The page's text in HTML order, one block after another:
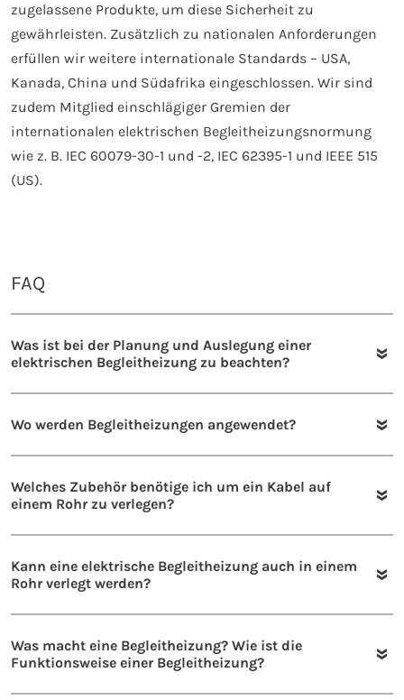
zugelassene Produkte, um diese Sicherheit zu
gewährleisten. Zusätzlich zu nationalen Anforderungen
erfüllen wir weitere internationale Standards – USA,
Kanada, China und Südafrika eingeschlossen. Wir sind
zudem Mitglied einschlägiger Gremien der
internationalen elektrischen Begleitheizungsnormung
wie z. B. IEC 60079-30-1 und -2, IEC 62395-1 und IEEE 515
(US).
FAQ
Was ist bei der Planung und Auslegung einer
elektrischen Begleitheizung zu beachten?
Wo werden Begleitheizungen angewendet?
Welches Zubehör benötige ich um ein Kabel auf
einem Rohr zu verlegen?
Kann eine elektrische Begleitheizung auch in einem
Rohr verlegt werden?
Was macht eine Begleitheizung? Wie ist die
Funktionsweise einer Begleitheizung?